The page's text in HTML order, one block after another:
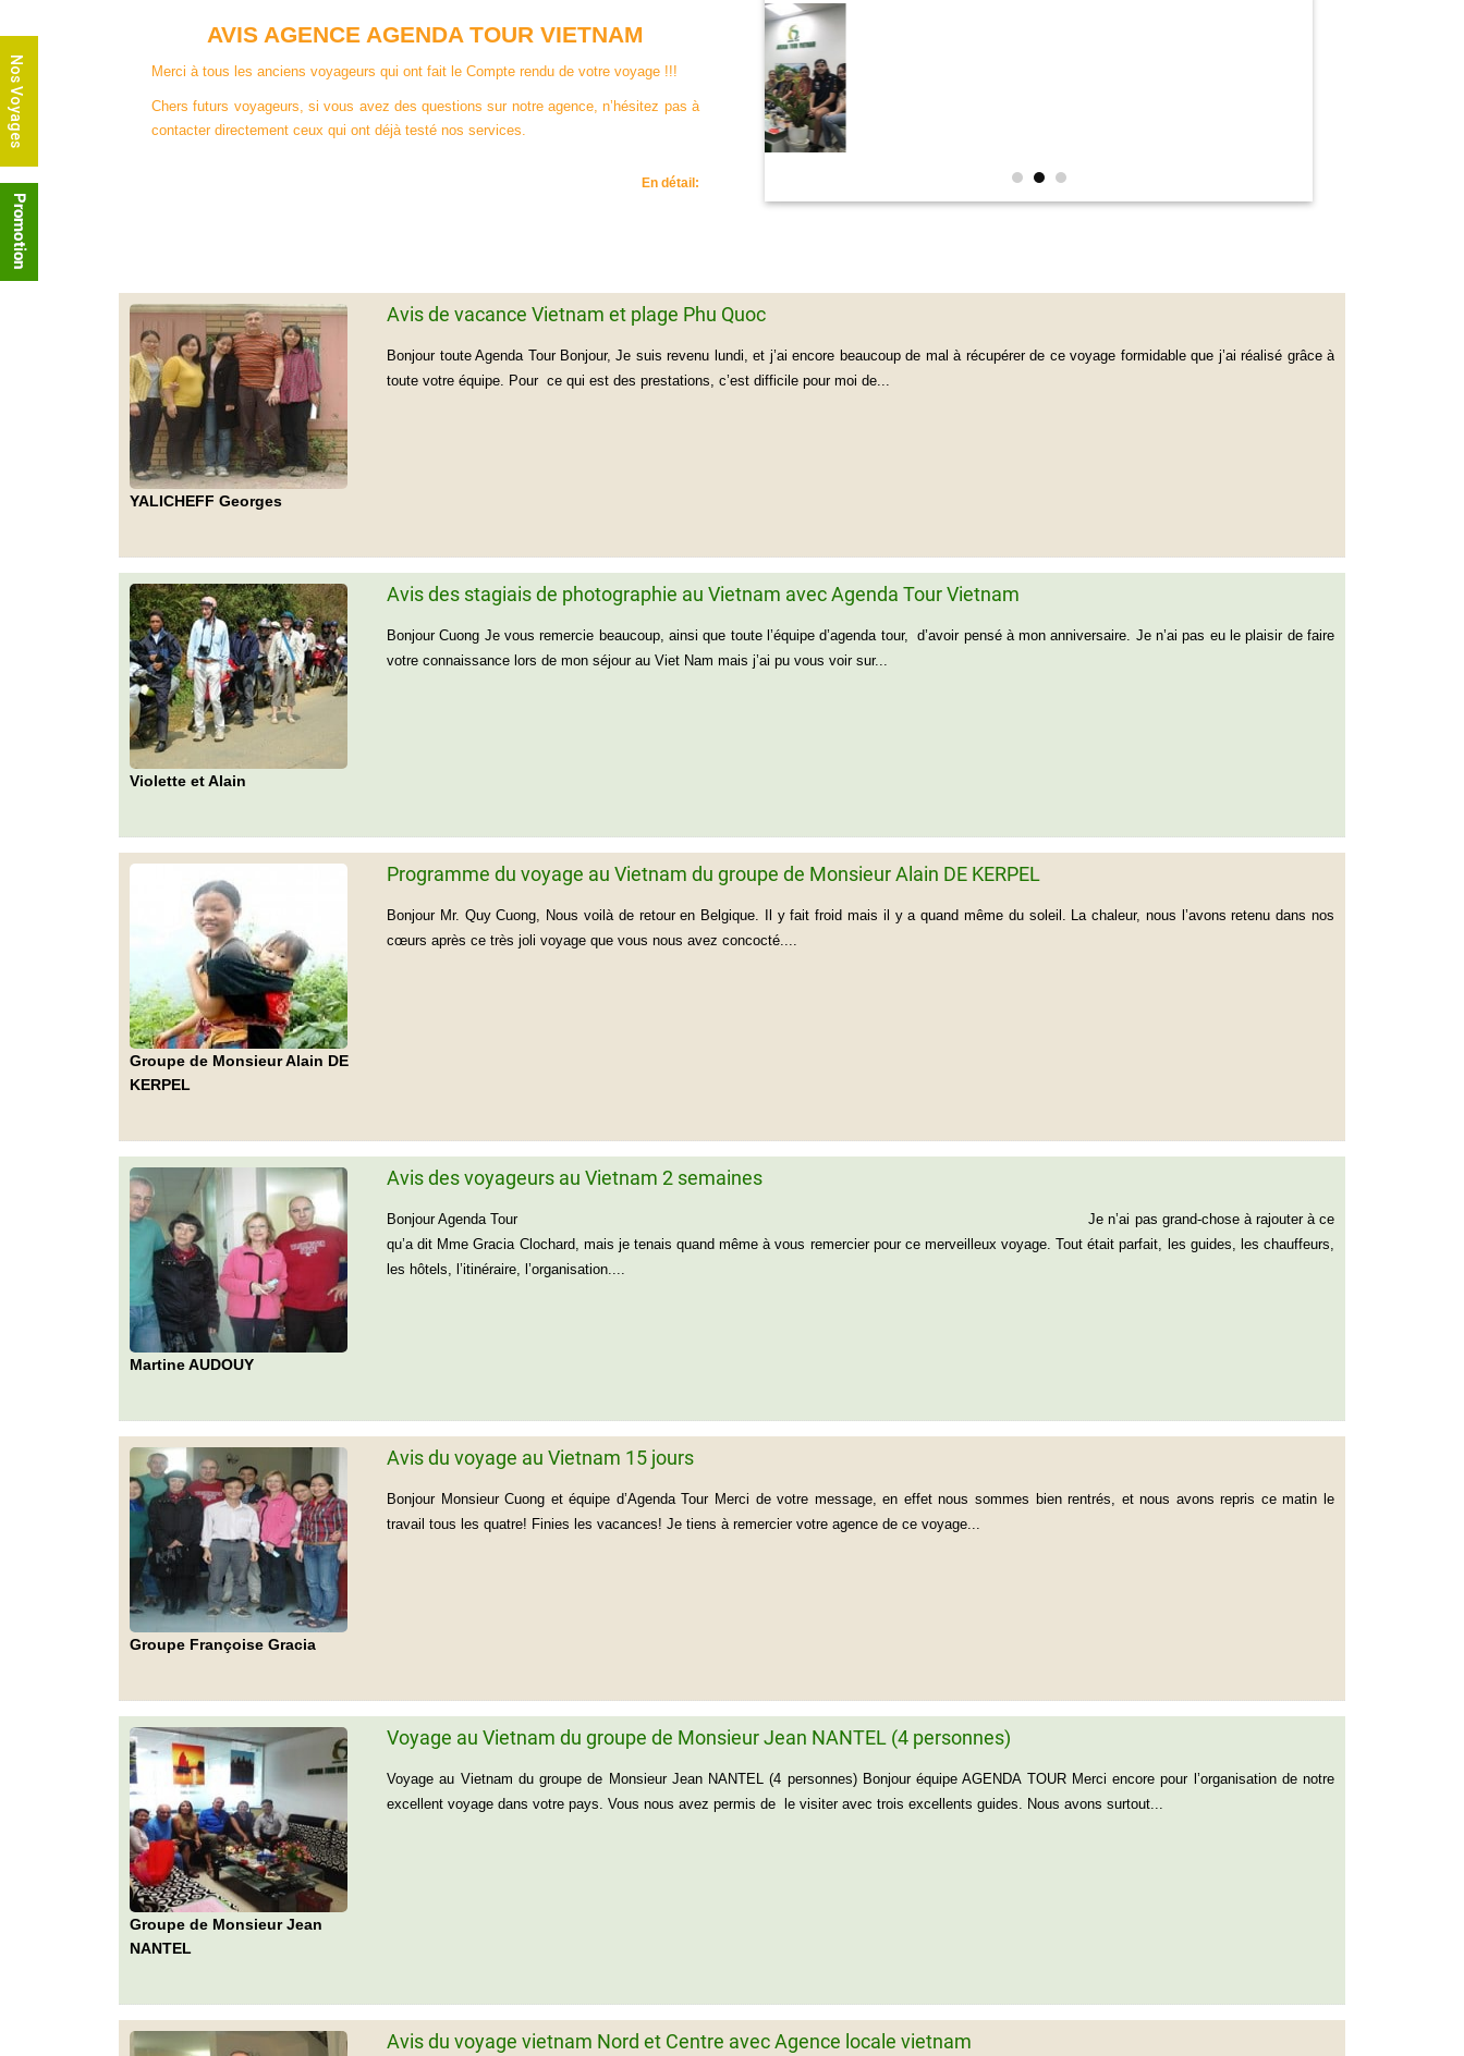
AVIS AGENCE AGENDA TOUR VIETNAM
Merci à tous les anciens voyageurs qui ont fait le Compte rendu de votre voyage !!!
Chers futurs voyageurs, si vous avez des questions sur notre agence, n’hésitez pas à
contacter directement ceux qui ont déjà testé nos services.
En détail:
YALICHEFF Georges
Avis de vacance Vietnam et plage Phu Quoc
Bonjour toute Agenda Tour Bonjour, Je suis revenu lundi, et j’ai encore beaucoup de mal à récupérer de ce voyage formidable que j’ai réalisé grâce à
toute votre équipe. Pour ce qui est des prestations, c’est difficile pour moi de...
Violette et Alain
Avis des stagiais de photographie au Vietnam avec Agenda Tour Vietnam
Bonjour Cuong Je vous remercie beaucoup, ainsi que toute l’équipe d’agenda tour, d’avoir pensé à mon anniversaire. Je n’ai pas eu le plaisir de faire
votre connaissance lors de mon séjour au Viet Nam mais j’ai pu vous voir sur...
Groupe de Monsieur Alain DE
KERPEL
Programme du voyage au Vietnam du groupe de Monsieur Alain DE KERPEL
Bonjour Mr. Quy Cuong, Nous voilà de retour en Belgique. Il y fait froid mais il y a quand même du soleil. La chaleur, nous l’avons retenu dans nos
cœurs après ce très joli voyage que vous nous avez concocté....
Martine AUDOUY
Avis des voyageurs au Vietnam 2 semaines
Bonjour Agenda Tour Je n’ai pas grand-chose à rajouter à ce
qu’a dit Mme Gracia Clochard, mais je tenais quand même à vous remercier pour ce merveilleux voyage. Tout était parfait, les guides, les chauffeurs,
les hôtels, l’itinéraire, l’organisation....
Groupe Françoise Gracia
Avis du voyage au Vietnam 15 jours
Bonjour Monsieur Cuong et équipe d’Agenda Tour Merci de votre message, en effet nous sommes bien rentrés, et nous avons repris ce matin le
travail tous les quatre! Finies les vacances! Je tiens à remercier votre agence de ce voyage...
Groupe de Monsieur Jean
NANTEL
Voyage au Vietnam du groupe de Monsieur Jean NANTEL (4 personnes)
Voyage au Vietnam du groupe de Monsieur Jean NANTEL (4 personnes) Bonjour équipe AGENDA TOUR Merci encore pour l’organisation de notre
excellent voyage dans votre pays. Vous nous avez permis de le visiter avec trois excellents guides. Nous avons surtout...
Avis du voyage vietnam Nord et Centre avec Agence locale vietnam
Nos Voyages